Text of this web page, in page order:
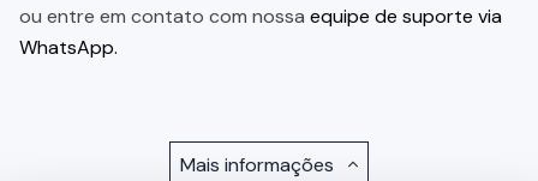
ou entre em contato com nossa equipe de suporte via
WhatsApp.
Mais informações